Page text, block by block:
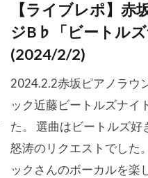
【ライブレポ】赤
ジB♭「ビートルズ
(2024/2/2)
2024.2.2赤坂ピアノラウ
ック近藤ビートルズナイ
た。 選曲はビートルズ好
怒涛のリクエストでした
ックさんのボーカルを楽